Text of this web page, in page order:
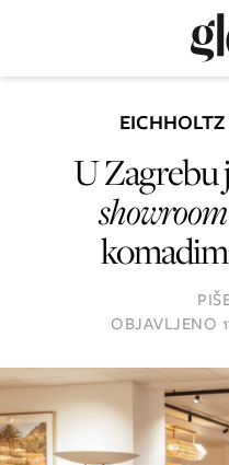
U
showroom
OBJAVLJENO